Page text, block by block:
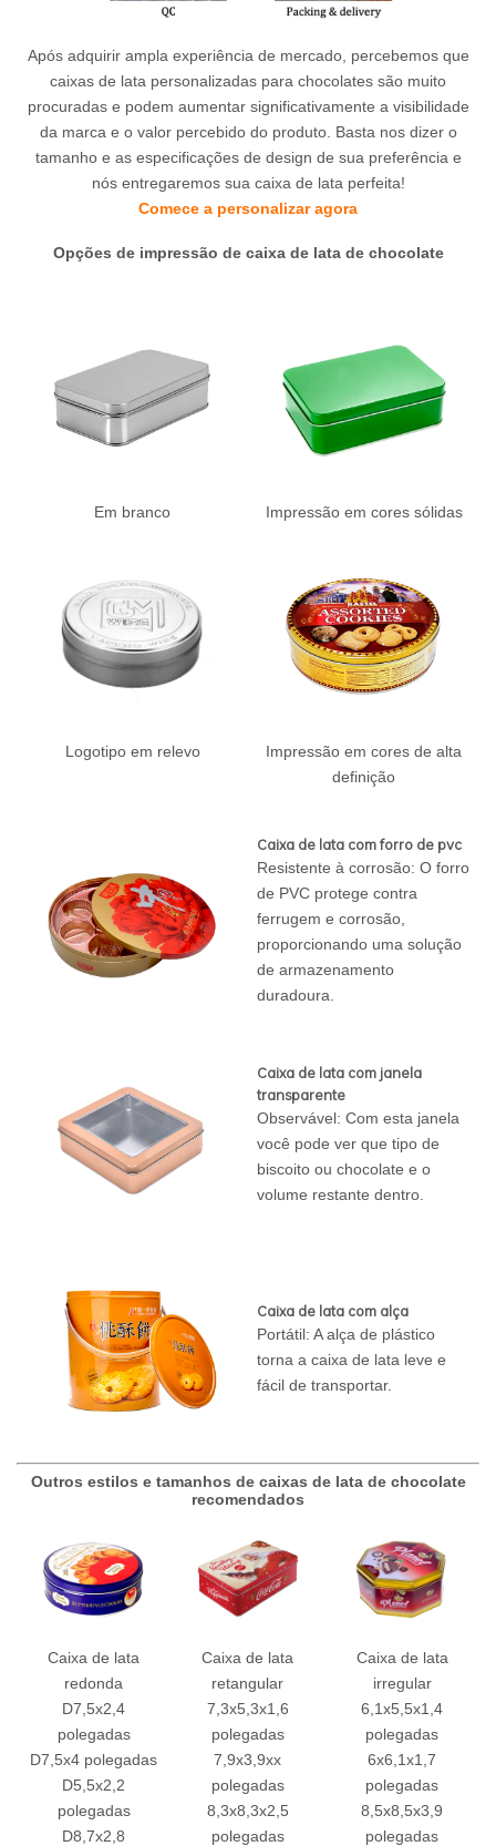
Após adquirir ampla experiência de mercado, percebemos que
caixas de lata personalizadas para chocolates são muito
procuradas e podem aumentar significativamente a visibilidade
da marca e o valor percebido do produto. Basta nos dizer o
tamanho e as especificações de design de sua preferência e
nós entregaremos sua caixa de lata perfeita!
Comece a personalizar agora
Opções de impressão de caixa de lata de chocolate
Em branco Impressão em cores sólidas
Logotipo em relevo
Impressão em cores de alta
definição
Caixa de lata com forro de pvc
Resistente à corrosão: O forro
de PVC protege contra
ferrugem e corrosão,
proporcionando uma solução
de armazenamento
duradoura.
Caixa de lata com janela
transparente
Observável: Com esta janela
você pode ver que tipo de
biscoito ou chocolate e o
volume restante dentro.
Caixa de lata com alça
Portátil: A alça de plástico
torna a caixa de lata leve e
fácil de transportar.
Outros estilos e tamanhos de caixas de lata de chocolate
recomendados
Caixa de lata
redonda
D7,5x2,4
polegadas
D7,5x4 polegadas
D5,5x2,2
polegadas
D8,7x2,8
Caixa de lata
retangular
7,3x5,3x1,6
polegadas
7,9x3,9xx
polegadas
8,3x8,3x2,5
polegadas
Caixa de lata
irregular
6,1x5,5x1,4
polegadas
6x6,1x1,7
polegadas
8,5x8,5x3,9
polegadas